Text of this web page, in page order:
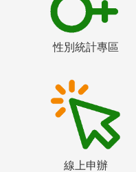
性別統計專區
線上申辦